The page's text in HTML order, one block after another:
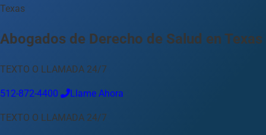
Acerca de Nosotros
Blog
Texas
Abogados de Derecho de Salud en Texas
TEXTO O LLAMADA 24/7
512-872-4400 Llame Ahora
TEXTO O LLAMADA 24/7